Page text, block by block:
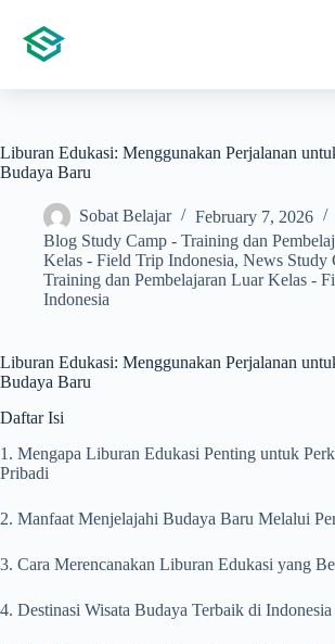
Liburan Edukasi: Menggunakan Perjalanan
Budaya Baru
Sobat Belajar
February 7, 2026
Blog Study Camp - Training dan
Kelas - Field Trip Indonesia, News Study
Training dan Pembelajaran Luar Kelas -
Indonesia
Liburan Edukasi: Menggunakan Perjalanan
Budaya Baru
Daftar Isi
1. Mengapa Liburan Edukasi Penting untuk
Pribadi
2. Manfaat Menjelajahi Budaya Baru Melalui
3. Cara Merencanakan Liburan Edukasi yang
4. Destinasi Wisata Budaya Terbaik di Indonesia